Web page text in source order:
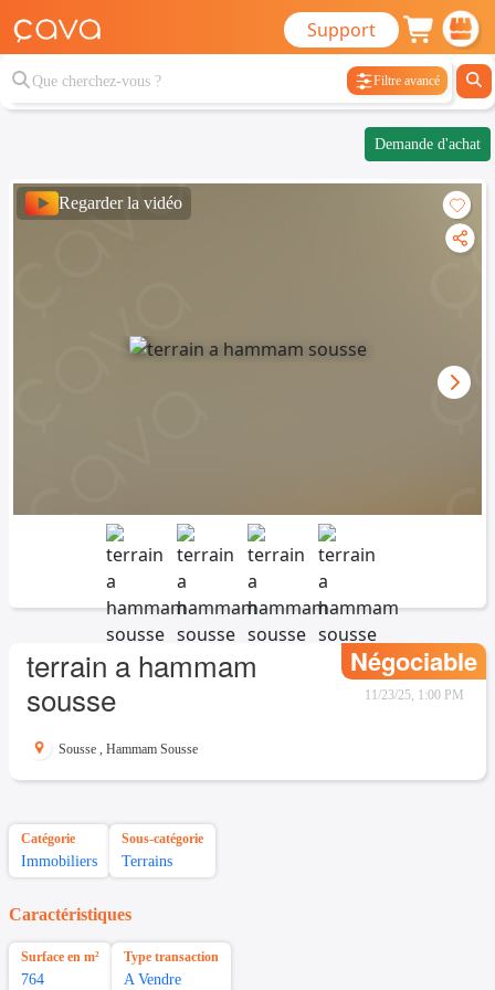
Support
Filtre avancé
Demande d'achat
Regarder la vidéo
terrain a hammam
sousse
Négociable
11/23/25, 1:00 PM
Sousse , Hammam Sousse
Catégorie
Immobiliers
Sous-catégorie
Terrains
Caractéristiques
Surface en m²
764
Type transaction
A Vendre